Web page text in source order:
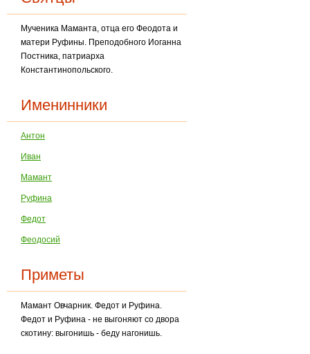
Мученика Маманта, отца его Феодота и
матери Руфины. Преподобного Иоганна
Постника, патриарха
Константинопольского.
Именинники
Антон
Иван
Мамант
Руфина
Федот
Феодосий
Приметы
Мамант Овчарник. Федот и Руфина.
Федот и Руфина - не выгоняют со двора
скотину: выгонишь - беду нагонишь.